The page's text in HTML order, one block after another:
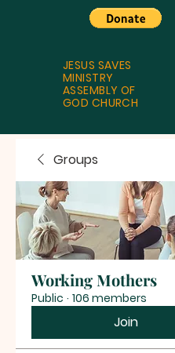
JESUS SAVES
MINISTRY
ASSEMBLY OF
GOD CHURCH
Groups
Working Mothers
Public · 106 members
Join